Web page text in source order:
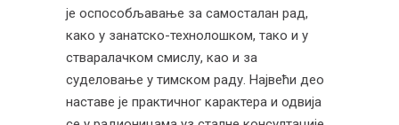
је оспособљавање за самосталан рад,
како у занатско-технолошком, тако и у
стваралачком смислу, као и за
суделовање у тимском раду. Највећи део
наставе је практичног карактера и одвија